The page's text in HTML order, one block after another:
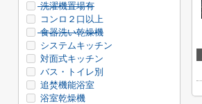
洗濯機置場有
コンロ２口以上
食器洗い乾燥機
システムキッチン
対面式キッチン
バス・トイレ別
追焚機能浴室
浴室乾燥機